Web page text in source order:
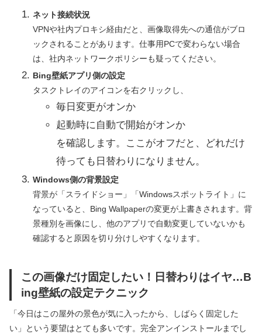
ネット接続状況
VPNや社内プロキシ経由だと、画像取得先への通信がブロ
ックされることがあります。仕事用PCで変わらない場合
は、社内ネットワークポリシーも疑ってください。
Bing壁紙アプリ側の設定
タスクトレイのアイコンを右クリックし、
毎日変更がオンか
起動時に自動で開始がオンか
を確認します。ここがオフだと、どれだけ
待っても日替わりになりません。
Windows側の背景設定
背景が「スライドショー」「Windowsスポットライト」に
なっていると、Bing Wallpaperの変更が上書きされます。背
景種別を画像にし、他のアプリで自動変更していないかも
確認すると原因を切り分けしやすくなります。
この画像だけ固定したい！日替わりはイヤ…B
ing壁紙の設定テクニック
「今日はこの屋外の景色が気に入ったから、しばらく固定した
い」という要望はとても多いです。完全アンインストールまでし